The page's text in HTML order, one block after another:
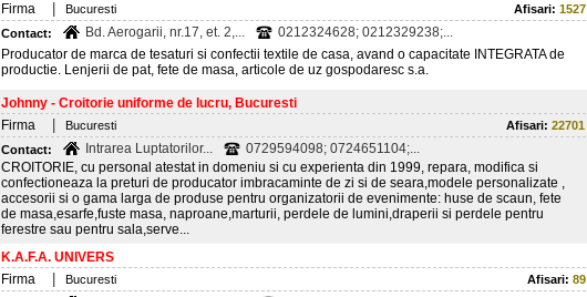
Firma
Bucuresti Afisari: 1527
Contact:
Bd. Aerogarii, nr.17, et. 2,...
0212324628; 0212329238;...
Producator de marca de tesaturi si confectii textile de casa, avand o capacitate INTEGRATA de
productie. Lenjerii de pat, fete de masa, articole de uz gospodaresc s.a.
Johnny - Croitorie uniforme de lucru, Bucuresti
Firma
Bucuresti Afisari: 22701
Contact:
Intrarea Luptatorilor...
0729594098; 0724651104;...
CROITORIE, cu personal atestat in domeniu si cu experienta din 1999, repara, modifica si
confectioneaza la preturi de producator imbracaminte de zi si de seara,modele personalizate ,
accesorii si o gama larga de produse pentru organizatorii de evenimente: huse de scaun, fete
de masa,esarfe,fuste masa, naproane,marturii, perdele de lumini,draperii si perdele pentru
ferestre sau pentru sala,serve...
K.A.F.A. UNIVERS
Firma
Bucuresti Afisari: 89